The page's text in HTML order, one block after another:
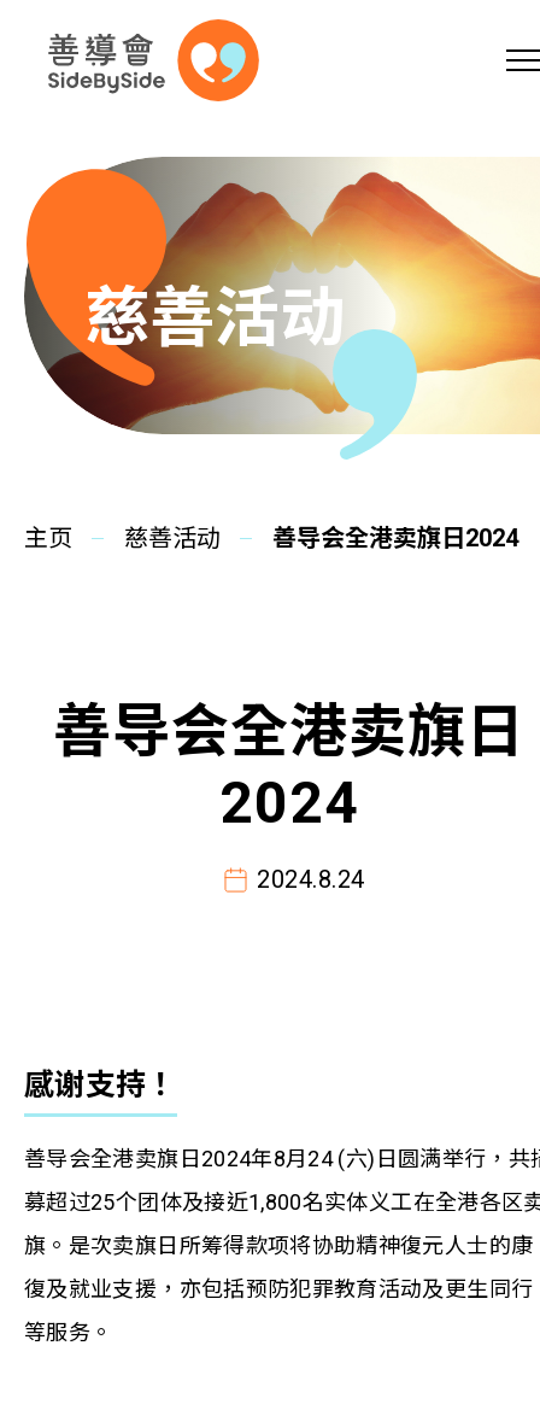
跳到内容（按回车键）
A 繁
主页
同你讲故事
其他活动及消息
慈善活动
主页 慈善活动 善导会全港卖旗日2024
善导会全港卖旗日
2024
2024.8.24
感谢支持！
善导会全港卖旗日2024年8月24 (六)日圆满举行，共
募超过25个团体及接近1,800名实体义工在全港各区
旗。是次卖旗日所筹得款项将协助精神復元人士的康
復及就业支援，亦包括预防犯罪教育活动及更生同行
等服务。